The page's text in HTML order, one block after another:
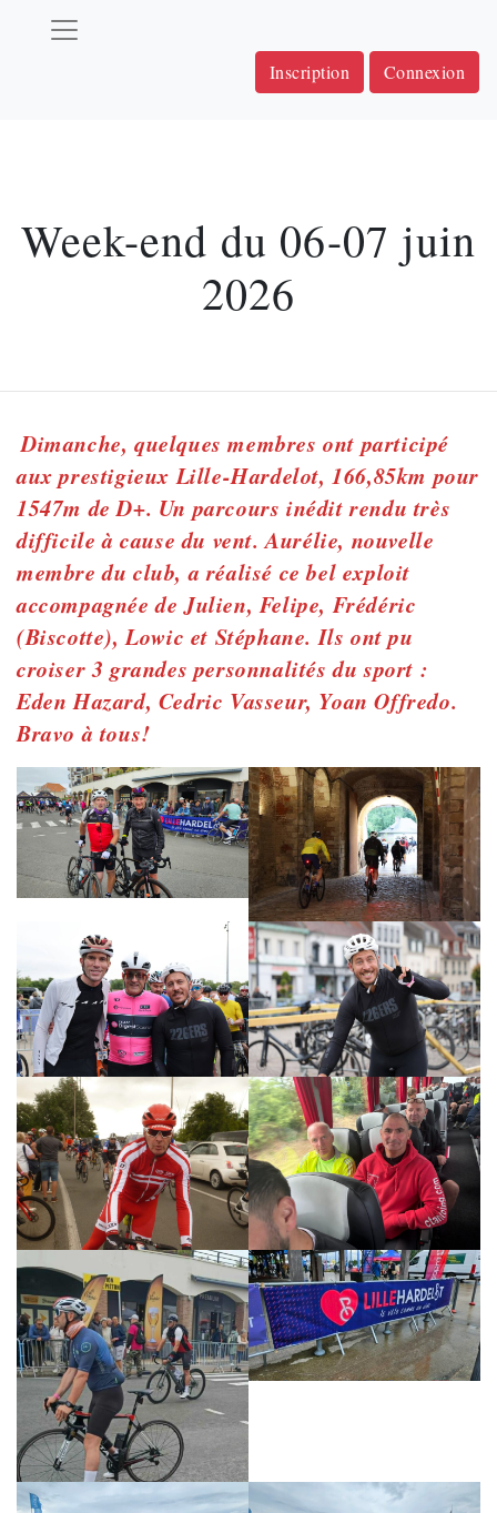
Inscription Connexion
Week-end du 06-07 juin
2026
Dimanche, quelques membres ont participé
aux prestigieux Lille-Hardelot, 166,85km pour
1547m de D+. Un parcours inédit rendu très
difficile à cause du vent. Aurélie, nouvelle
membre du club, a réalisé ce bel exploit
accompagnée de Julien, Felipe, Frédéric
(Biscotte), Lowic et Stéphane. Ils ont pu
croiser 3 grandes personnalités du sport :
Eden Hazard, Cedric Vasseur, Yoan Offredo.
Bravo à tous!